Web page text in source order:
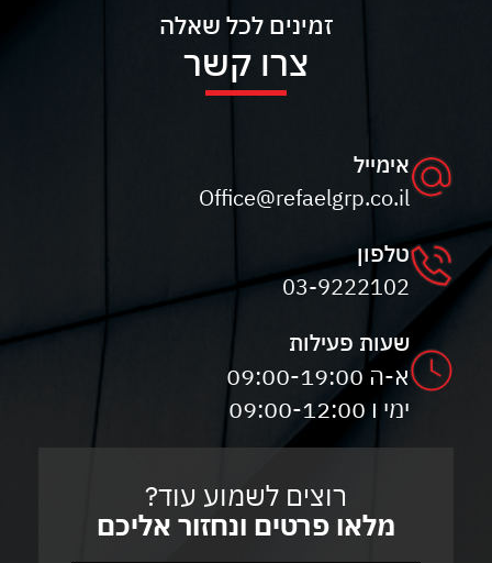
זמינים לכל שאלה
צרו קשר
אימייל
Office@refaelgrp.co.il
טלפון
03-9222102
שעות פעילות
א-ה 09:00-19:00
ימי ו 09:00-12:00
רוצים לשמוע עוד?
מלאו פרטים ונחזור אליכם